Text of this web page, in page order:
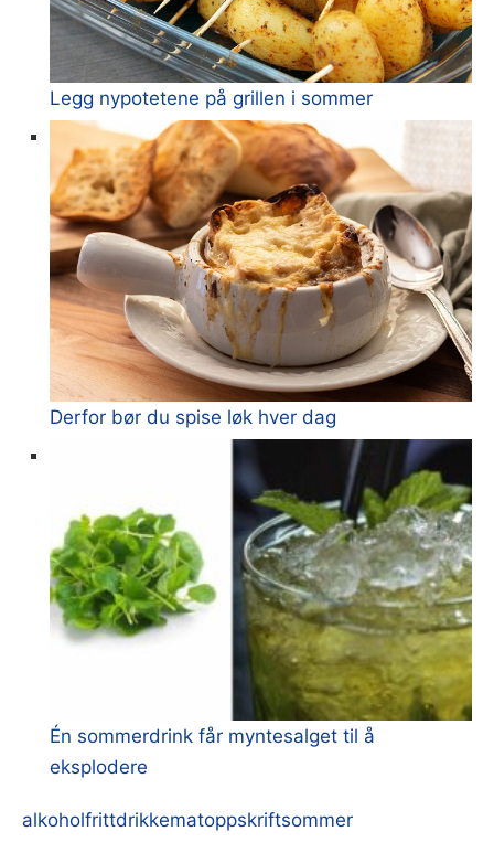
Legg nypotetene på grillen i sommer
Derfor bør du spise løk hver dag
Én sommerdrink får myntesalget til å
eksplodere
alkoholfrittdrikkematoppskriftsommer